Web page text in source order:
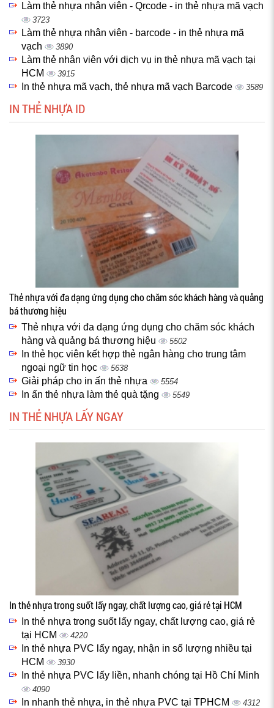
Làm thẻ nhựa nhân viên - Qrcode - in thẻ nhựa mã vạch
3723
Làm thẻ nhựa nhân viên - barcode - in thẻ nhựa mã
vạch
3890
Làm thẻ nhân viên với dịch vụ in thẻ nhựa mã vạch tại
HCM
3915
In thẻ nhựa mã vạch, thẻ nhựa mã vạch Barcode 3589
IN THẺ NHỰA ID
Thẻ nhựa với đa dạng ứng dụng cho chăm sóc khách hàng và quảng
bá thương hiệu
Thẻ nhựa với đa dạng ứng dụng cho chăm sóc khách
hàng và quảng bá thương hiệu
5502
In thẻ học viên kết hợp thẻ ngân hàng cho trung tâm
ngoại ngữ tin học
5638
Giải pháp cho in ấn thẻ nhựa 5554
In ấn thẻ nhựa làm thẻ quà tặng 5549
IN THẺ NHỰA LẤY NGAY
In thẻ nhựa trong suốt lấy ngay, chất lượng cao, giá rẻ tại HCM
In thẻ nhựa trong suốt lấy ngay, chất lượng cao, giá rẻ
tại HCM
4220
In thẻ nhựa PVC lấy ngay, nhận in số lượng nhiều tại
HCM
3930
In thẻ nhựa PVC lấy liền, nhanh chóng tại Hồ Chí Minh
4090
In nhanh thẻ nhựa, in thẻ nhựa PVC tại TPHCM 4312